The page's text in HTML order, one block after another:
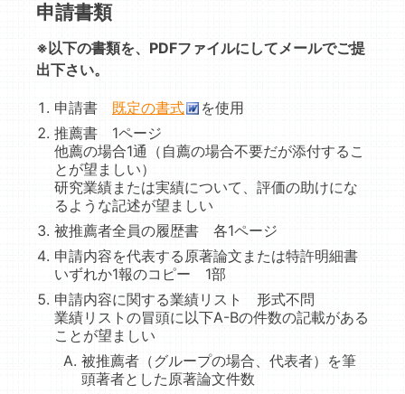
申請書類
※以下の書類を、PDFファイルにしてメールでご提
出下さい。
申請書 既定の書式
を使用
推薦書 1ページ
他薦の場合1通（自薦の場合不要だが添付するこ
とが望ましい）
研究業績または実績について、評価の助けにな
るような記述が望ましい
被推薦者全員の履歴書 各1ページ
申請内容を代表する原著論文または特許明細書
いずれか1報のコピー 1部
申請内容に関する業績リスト 形式不問
業績リストの冒頭に以下A-Bの件数の記載がある
ことが望ましい
被推薦者（グループの場合、代表者）を筆
頭著者とした原著論文件数